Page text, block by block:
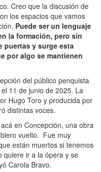
Creo que la discusión de
los espacios que vamos
Puede ser un lenguaje
la formación, pero sin
puertas y surge esta
por algo se mantienen
del público penquista
el 11 de junio de 2025. La
Hugo Toro y producida por
distintas voces.
en Concepción, una obra
vuelto. Fue muy
están muertos si tenemos
quiere ir a la ópera y se
Carola Bravo.